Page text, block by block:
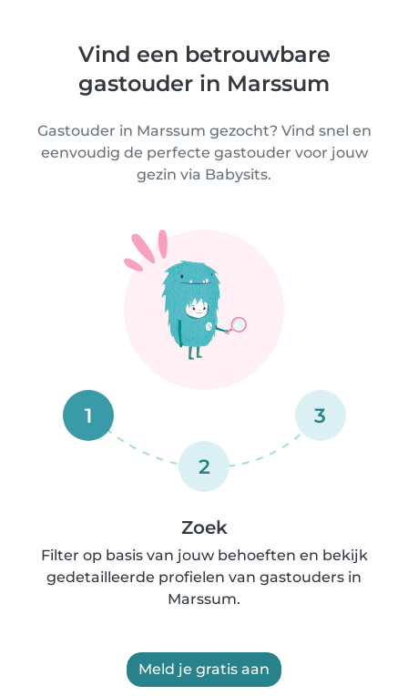
Vind een betrouwbare
gastouder in Marssum
Gastouder in Marssum gezocht? Vind snel en
eenvoudig de perfecte gastouder voor jouw
gezin via Babysits.
1
2
3
Zoek
Filter op basis van jouw behoeften en bekijk
gedetailleerde profielen van gastouders in
Marssum.
Meld je gratis aan